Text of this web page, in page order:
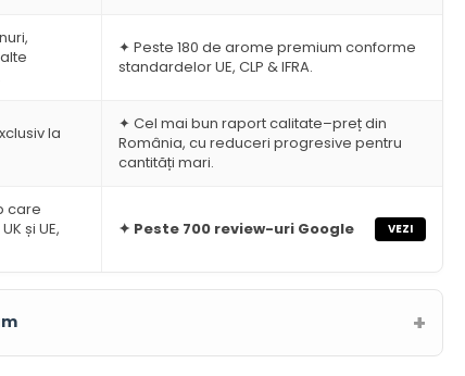
✦ Peste 180 de arome premium conforme
standardelor UE, CLP & IFRA.
la
✦ Cel mai bun raport calitate–preț din
România, cu reduceri progresive pentru
cantități mari.
care
și UE,
✦ Peste 700 review-uri Google VEZI